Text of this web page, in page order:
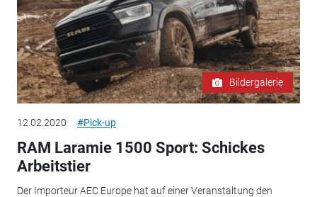
Bildergalerie
12.02.2020 #Pick-up
RAM Laramie 1500 Sport: Schickes
Arbeitstier
Der Importeur AEC Europe hat auf einer Veranstaltung den